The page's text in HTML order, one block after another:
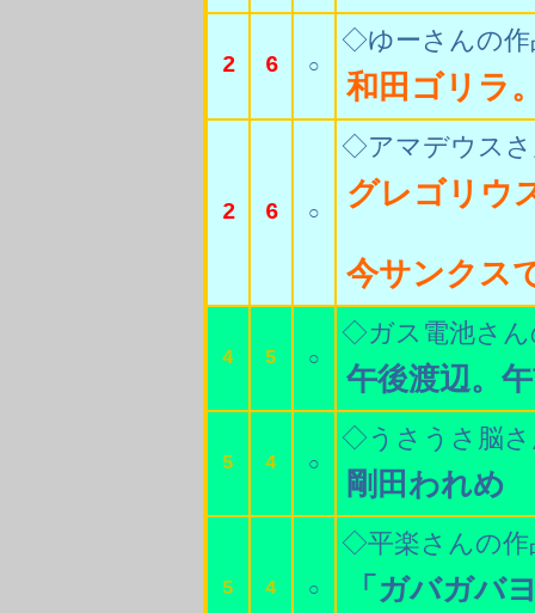
2 6 ○
◇ゆーさんの作
和田ゴリラ
2 6 ○
◇アマデウス
グレゴリウ
今サンクス
4 5 ○
◇ガス電池さん
午後渡辺。
5 4 ○
◇うさうさ脳さ
剛田われめ
5 4 ○
◇平楽さんの作
「ガバガバ